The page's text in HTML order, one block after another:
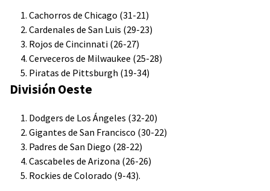
Cachorros de Chicago (31-21)
Cardenales de San Luis (29-23)
Rojos de Cincinnati (26-27)
Cerveceros de Milwaukee (25-28)
Piratas de Pittsburgh (19-34)
División Oeste
Dodgers de Los Ángeles (32-20)
Gigantes de San Francisco (30-22)
Padres de San Diego (28-22)
Cascabeles de Arizona (26-26)
Rockies de Colorado (9-43).